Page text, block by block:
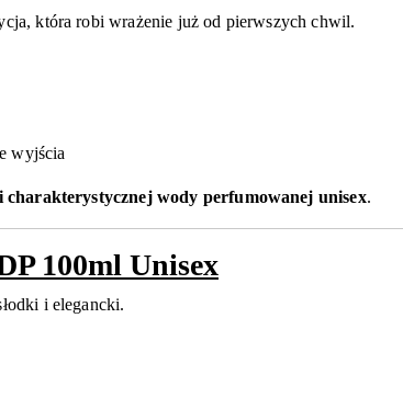
która robi wrażenie już od pierwszych chwil.
wyjścia
charakterystycznej wody perfumowanej unisex.
100ml Unisex
i elegancki.